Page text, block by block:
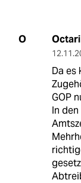
O
Da es
GOP
In